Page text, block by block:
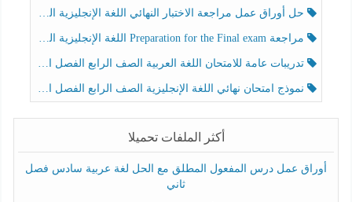
حل أوراق عمل مراجعة الاختبار النهائي اللغة الإنجليزية الصف الرابع الفصل الثالث
مراجعة Preparation for the Final exam اللغة الإنجليزية الصف الرابع الفصل الثالث
تدريبات عامة للامتحان اللغة العربية الصف الرابع الفصل الثالث
نموذج امتحان نهائي اللغة الإنجليزية الصف الرابع الفصل الثالث
أكثر الملفات تحميلا
أوراق عمل درس المفعول المطلق مع الحل لغة عربية سادس فصل
ثاني